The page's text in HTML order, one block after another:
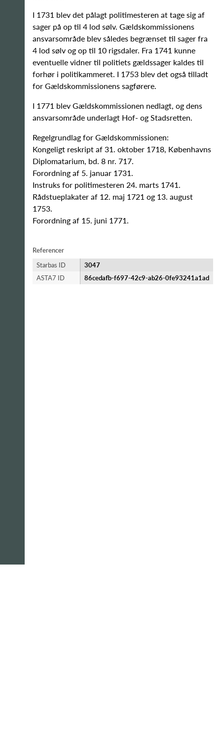
I 1731 blev det pålagt politimesteren at tage sig af
sager på op til 4 lod sølv. Gældskommissionens
ansvarsområde blev således begrænset til sager fra
4 lod sølv og op til 10 rigsdaler. Fra 1741 kunne
eventuelle vidner til politiets gældssager kaldes til
forhør i politikammeret. I 1753 blev det også tilladt
for Gældskommissionens sagførere.
I 1771 blev Gældskommissionen nedlagt, og dens
ansvarsområde underlagt Hof- og Stadsretten.
Regelgrundlag for Gældskommissionen:
Kongeligt reskript af 31. oktober 1718, Københavns
Diplomatarium, bd. 8 nr. 717.
Forordning af 5. januar 1731.
Instruks for politimesteren 24. marts 1741.
Rådstueplakater af 12. maj 1721 og 13. august
1753.
Forordning af 15. juni 1771.
Referencer
Starbas ID
3047
ASTA7 ID
86cedafb-f697-42c9-ab26-0fe93241a1ad